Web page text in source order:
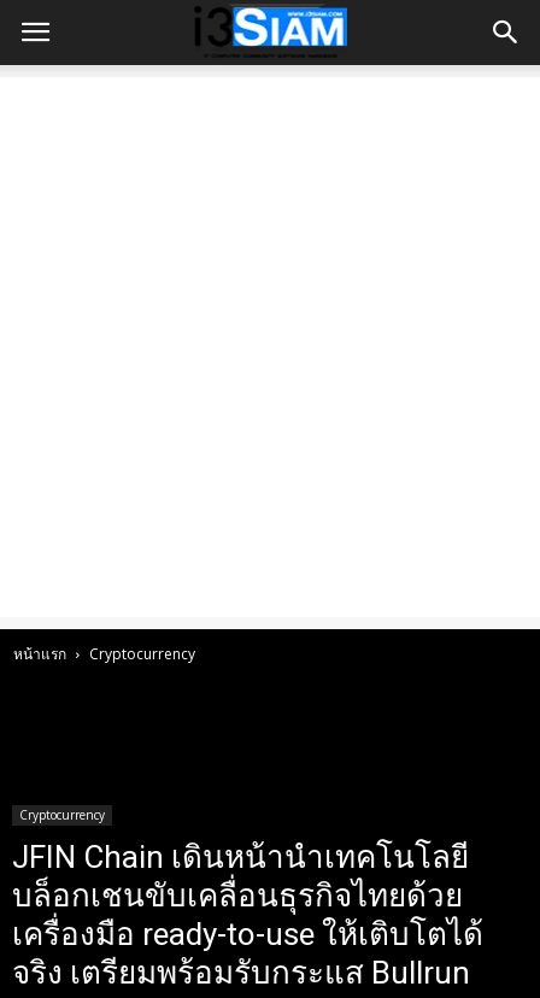
หน้าแรก Cryptocurrency
Cryptocurrency
JFIN Chain เดินหน้านำเทคโนโลยี
บล็อกเชนขับเคลื่อนธุรกิจไทยด้วย
เครื่องมือ ready-to-use ให้เติบโตได้
จริง เตรียมพร้อมรับกระแส Bullrun